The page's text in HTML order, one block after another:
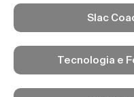
Slac
Tecnologia e